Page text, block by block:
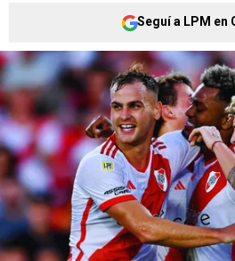
Seguí a LPM en